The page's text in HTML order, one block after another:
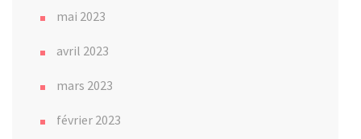
mai 2023
avril 2023
mars 2023
février 2023